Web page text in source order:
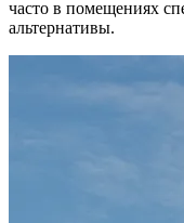
часто в помещениях
альтернативы.